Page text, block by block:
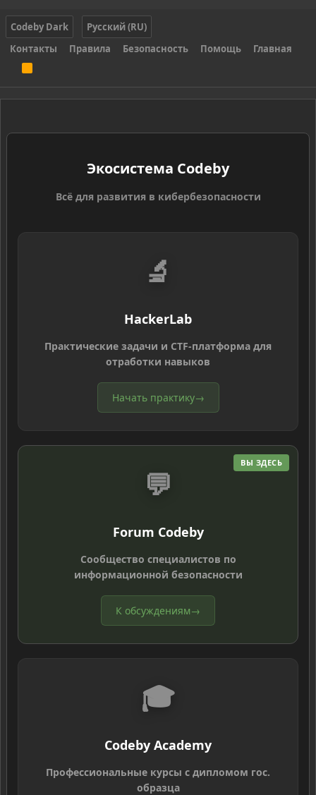
Codeby Dark
Русский (RU)
Контакты
Правила Безопасность Помощь Главная
S
Экосистема Codeby
Всё для развития в кибербезопасности
🔬
HackerLab
Практические задачи и CTF-платформа для
отработки навыков
Начать практику→
ВЫ ЗДЕСЬ
💬
Forum Codeby
Сообщество специалистов по
информационной безопасности
К обсуждениям→
🎓
Codeby Academy
Профессиональные курсы с дипломом гос.
образца